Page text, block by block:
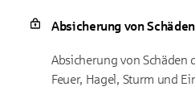
Absicherung von Schäden
Absicherung von Schäden
Feuer, Hagel, Sturm und